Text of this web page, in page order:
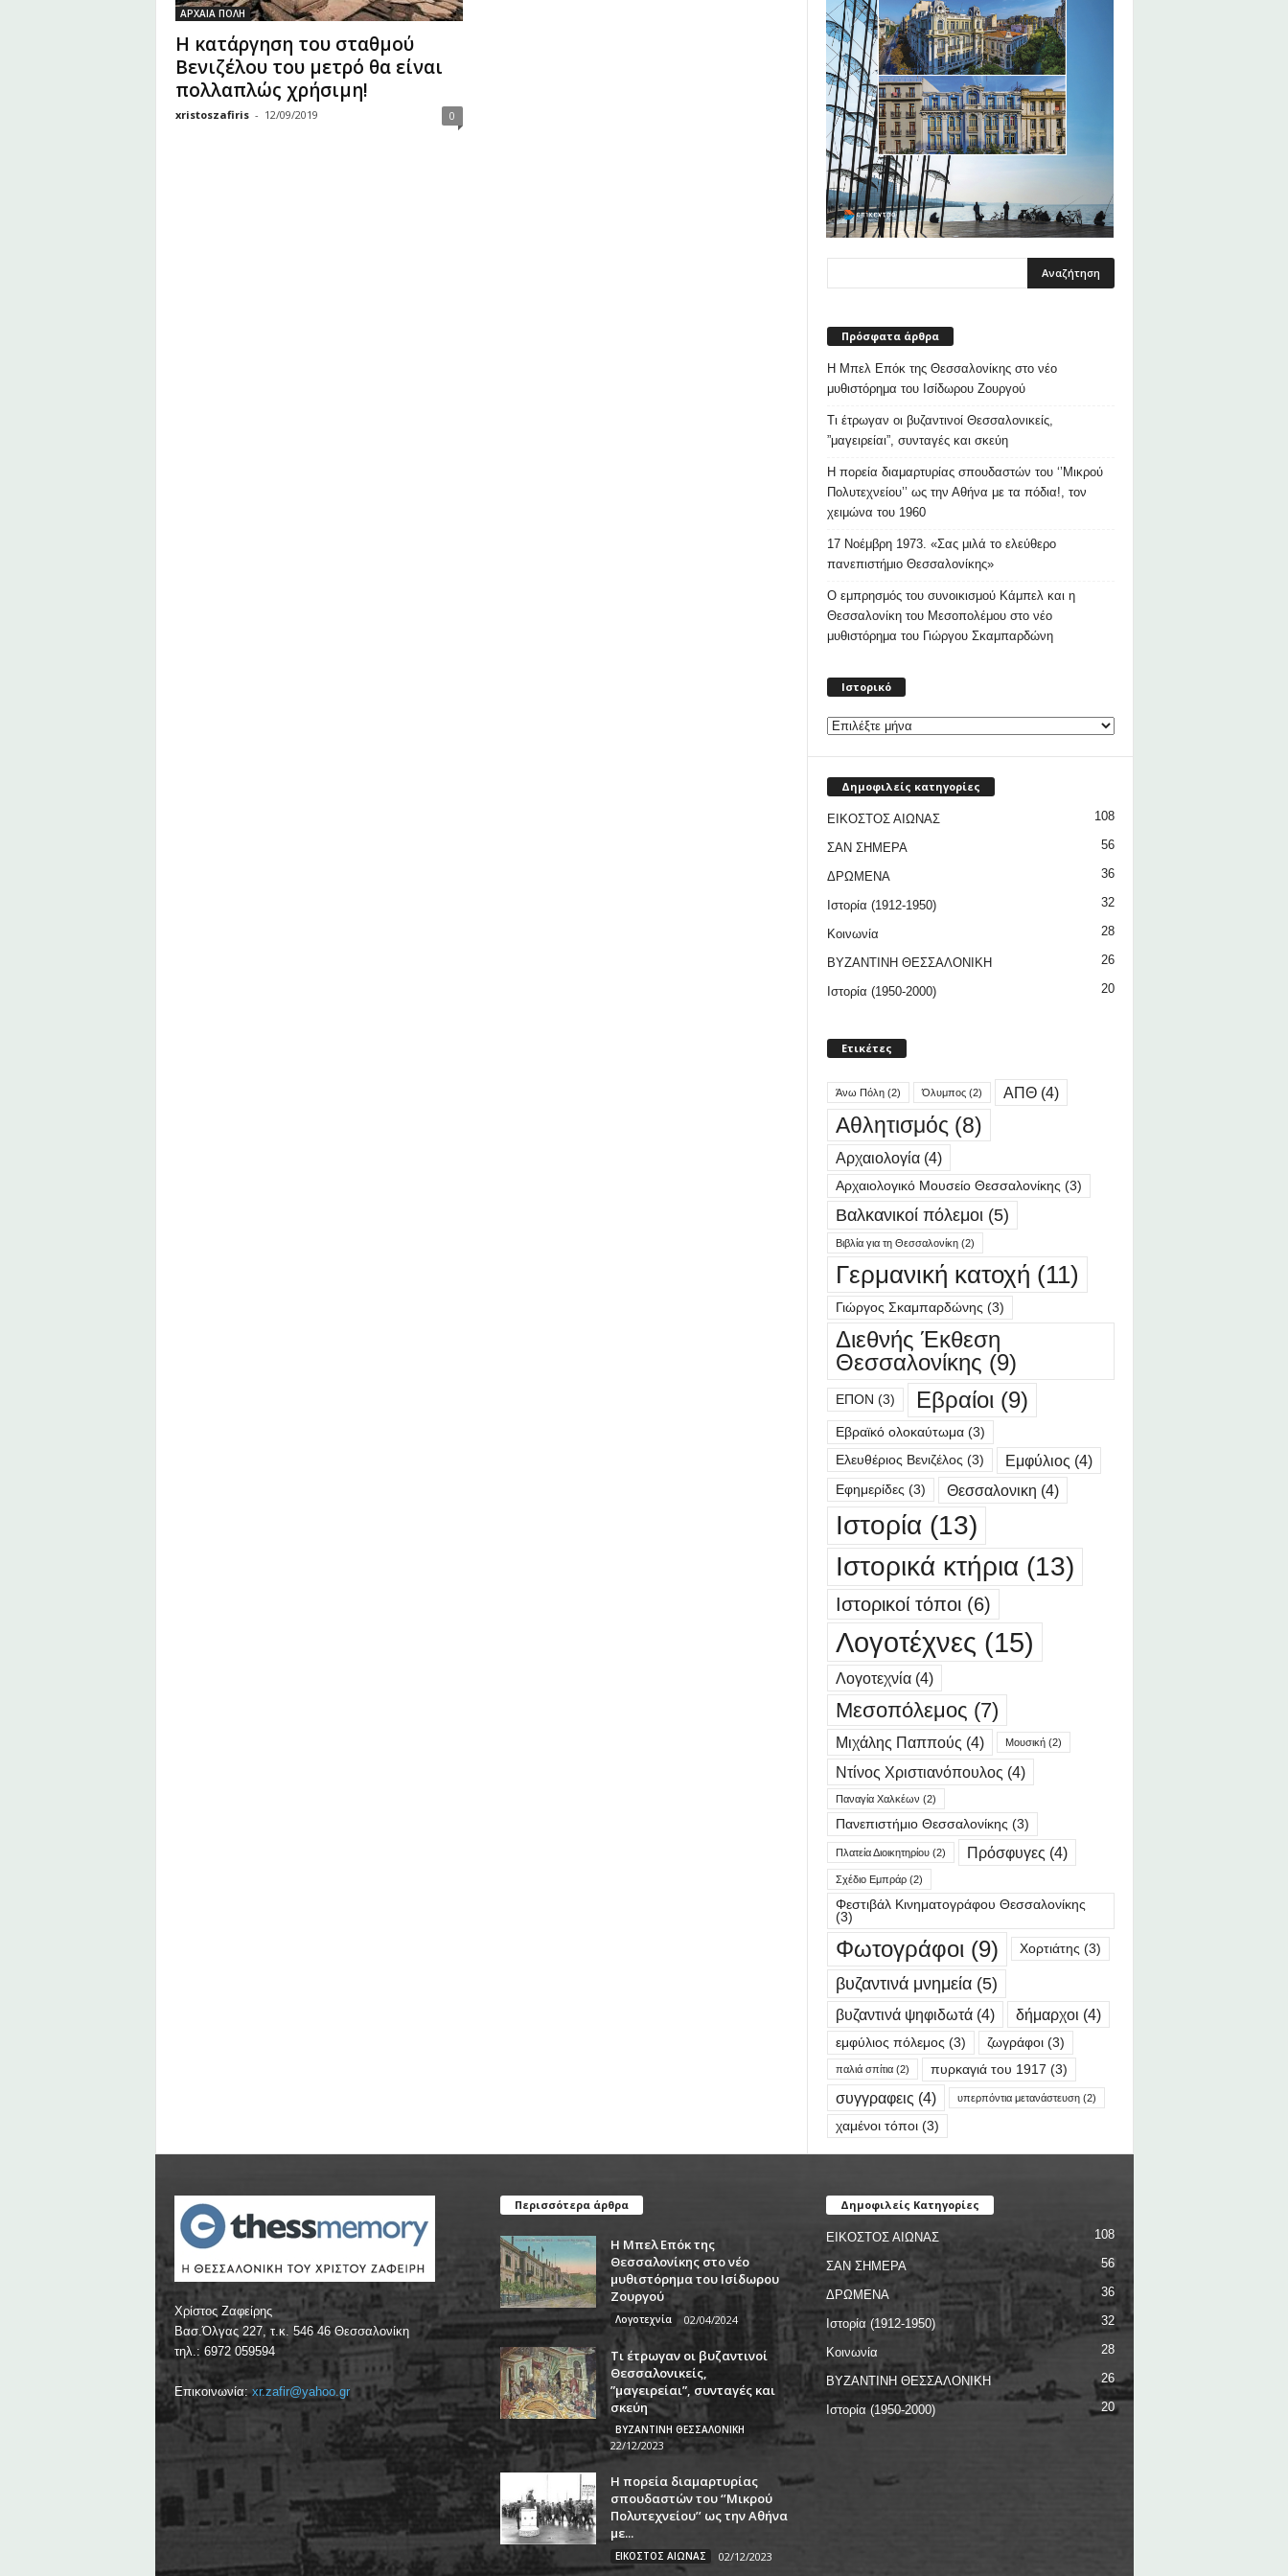
ΑΡΧΑΙΑ ΠΟΛΗ
Η κατάργηση του σταθμού
Βενιζέλου του μετρό θα είναι
πολλαπλώς χρήσιμη!
xristoszafiris - 12/09/2019 0
Πρόσφατα άρθρα
Η Μπελ Επόκ της Θεσσαλονίκης στο νέο
μυθιστόρημα του Ισίδωρου Ζουργού
Τι έτρωγαν οι βυζαντινοί Θεσσαλονικείς,
”μαγειρείαι”, συνταγές και σκεύη
Η πορεία διαμαρτυρίας σπουδαστών του ‘’Μικρού
Πολυτεχνείου’’ ως την Αθήνα με τα πόδια!, τον
χειμώνα του 1960
17 Νοέμβρη 1973. «Σας μιλά το ελεύθερο
πανεπιστήμιο Θεσσαλονίκης»
Ο εμπρησμός του συνοικισμού Κάμπελ και η
Θεσσαλονίκη του Μεσοπολέμου στο νέο
μυθιστόρημα του Γιώργου Σκαμπαρδώνη
Ιστορικό
Δημοφιλείς κατηγορίες
ΕΙΚΟΣΤΟΣ ΑΙΩΝΑΣ 108
ΣΑΝ ΣΗΜΕΡΑ 56
ΔΡΩΜΕΝΑ 36
Ιστορία (1912-1950) 32
Κοινωνία 28
ΒΥΖΑΝΤΙΝΗ ΘΕΣΣΑΛΟΝΙΚΗ 26
Ιστορία (1950-2000) 20
Ετικέτες
Άνω Πόλη(2) Όλυμπος(2) ΑΠΘ(4)
Αθλητισμός (8)
Αρχαιολογία(4)
Αρχαιολογικό Μουσείο Θεσσαλονίκης (3)
Βαλκανικοί πόλεμοι (5)
Βιβλία για τη Θεσσαλονίκη(2)
Γερμανική κατοχή (11)
Γιώργος Σκαμπαρδώνης (3)
Διεθνής Έκθεση
Θεσσαλονίκης (9)
ΕΠΟΝ (3) Εβραίοι (9)
Εβραϊκό ολοκαύτωμα(3)
Ελευθέριος Βενιζέλος (3) Εμφύλιος (4)
Εφημερίδες (3) Θεσσαλονικη (4)
Ιστορία(13)
Ιστορικά κτήρια(13)
Ιστορικοί τόποι(6)
Λογοτέχνες (15)
Λογοτεχνία(4)
Μεσοπόλεμος (7)
Μιχάλης Παππούς (4) Μουσική(2)
Ντίνος Χριστιανόπουλος (4)
Παναγία Χαλκέων (2)
Πανεπιστήμιο Θεσσαλονίκης (3)
Πλατεία Διοικητηρίου(2) Πρόσφυγες (4)
Σχέδιο Εμπράρ(2)
Φεστιβάλ Κινηματογράφου Θεσσαλονίκης
(3)
Φωτογράφοι (9) Χορτιάτης (3)
βυζαντινά μνημεία(5)
βυζαντινά ψηφιδωτά(4) δήμαρχοι (4)
εμφύλιος πόλεμος (3) ζωγράφοι(3)
παλιά σπίτια(2) πυρκαγιά του 1917 (3)
συγγραφεις (4) υπερπόντια μετανάστευση(2)
χαμένοι τόποι(3)
Χρίστος Ζαφείρης
Βασ.Όλγας 227, τ.κ. 546 46 Θεσσαλονίκη
τηλ.: 6972 059594
Επικοινωνία:xr.zafir@yahoo.gr
Περισσότερα άρθρα
Η Μπελ Επόκ της
Θεσσαλονίκης στο νέο
μυθιστόρημα του Ισίδωρου
Ζουργού
Λογοτεχνία 02/04/2024
Τι έτρωγαν οι βυζαντινοί
Θεσσαλονικείς,
”μαγειρείαι”, συνταγές και
σκεύη
ΒΥΖΑΝΤΙΝΗ ΘΕΣΣΑΛΟΝΙΚΗ
22/12/2023
Η πορεία διαμαρτυρίας
σπουδαστών του ‘’Μικρού
Πολυτεχνείου’’ ως την Αθήνα
με...
ΕΙΚΟΣΤΟΣ ΑΙΩΝΑΣ 02/12/2023
Δημοφιλείς Κατηγορίες
ΕΙΚΟΣΤΟΣ ΑΙΩΝΑΣ 108
ΣΑΝ ΣΗΜΕΡΑ 56
ΔΡΩΜΕΝΑ 36
Ιστορία (1912-1950) 32
Κοινωνία 28
ΒΥΖΑΝΤΙΝΗ ΘΕΣΣΑΛΟΝΙΚΗ 26
Ιστορία (1950-2000) 20